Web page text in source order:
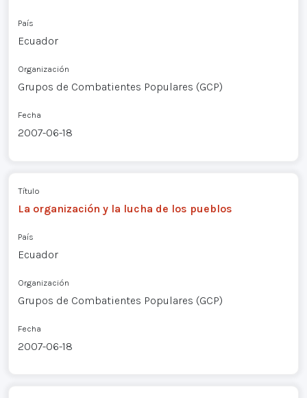
País
Ecuador
Organización
Grupos de Combatientes Populares (GCP)
Fecha
2007-06-18
Título
La organización y la lucha de los pueblos
País
Ecuador
Organización
Grupos de Combatientes Populares (GCP)
Fecha
2007-06-18